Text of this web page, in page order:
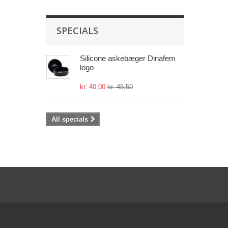
SPECIALS
Silicone askebæger Dinafem
logo
kr. 40,00 kr. 45,50
All specials